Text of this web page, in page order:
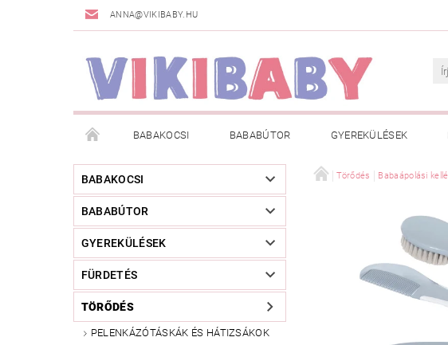
ANNA@VIKIBABY.HU
BABAKOCSI BABABÚTOR GYEREKÜLÉSEK
DOGSPACE AKCIÓS TERMÉKEINK
TÖRZSVÁSÁRLÓI PROGRAM RÓLUNK A MEGFELELŐ
BABAKOCSI
BABABÚTOR
GYEREKÜLÉSEK
FÜRDETÉS
TÖRŐDÉS
PELENKÁZÓTÁSKÁK ÉS HÁTIZSÁKOK
Törődés Babaápolási